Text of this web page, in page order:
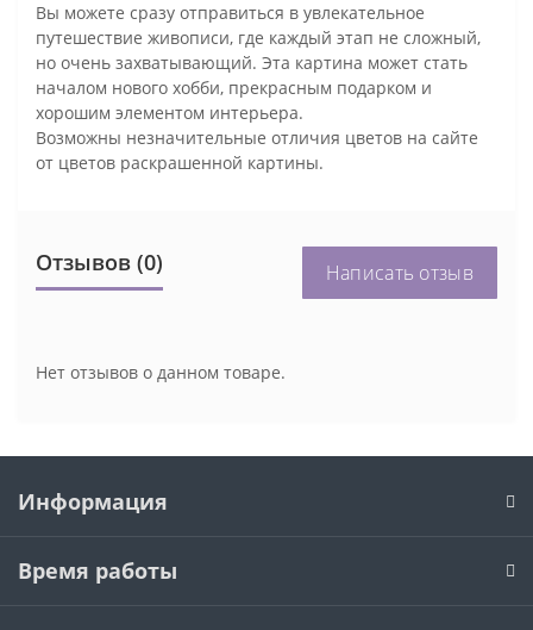
Вы можете сразу отправиться в увлекательное
путешествие живописи, где каждый этап не сложный,
но очень захватывающий. Эта картина может стать
началом нового хобби, прекрасным подарком и
хорошим элементом интерьера.
Возможны незначительные отличия цветов на сайте
от цветов раскрашенной картины.
Отзывов (0) Написать отзыв
Нет отзывов о данном товаре.
Информация
Время работы